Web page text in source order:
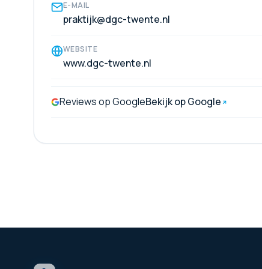
E-MAIL
praktijk@dgc-twente.nl
WEBSITE
www.dgc-twente.nl
Reviews op GoogleBekijk op Google